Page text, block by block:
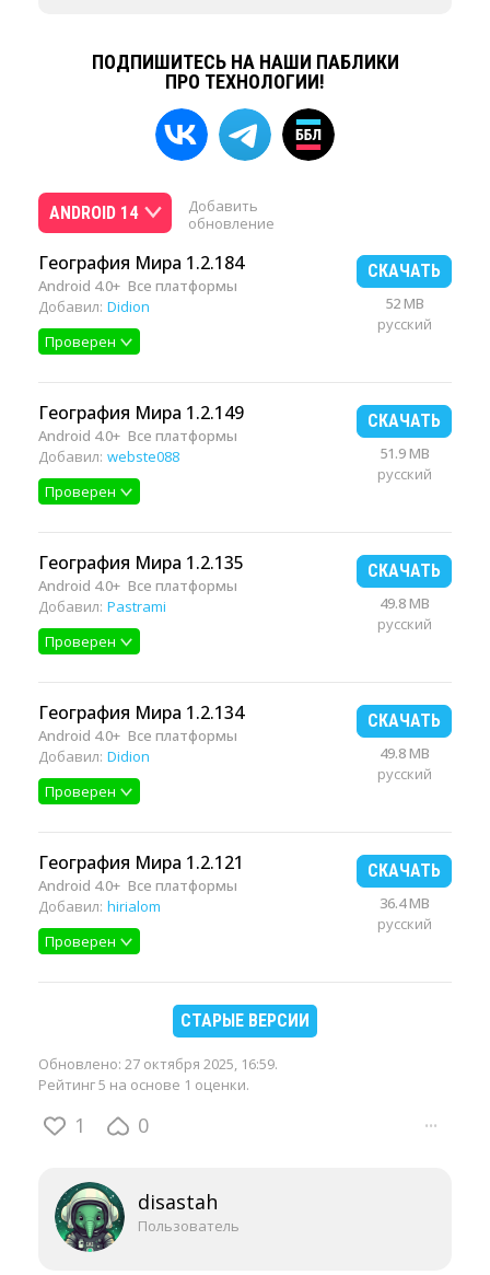
ПОДПИШИТЕСЬ НА НАШИ ПАБЛИКИ
ПРО ТЕХНОЛОГИИ!
ANDROID 14
Добавить
обновление
География Мира 1.2.184
Android 4.0+ Все платформы
Добавил: Didion
Проверен
СКАЧАТЬ
52 MB
русский
География Мира 1.2.149
Android 4.0+ Все платформы
Добавил: webste088
Проверен
СКАЧАТЬ
51.9 MB
русский
География Мира 1.2.135
Android 4.0+ Все платформы
Добавил: Pastrami
Проверен
СКАЧАТЬ
49.8 MB
русский
География Мира 1.2.134
Android 4.0+ Все платформы
Добавил: Didion
Проверен
СКАЧАТЬ
49.8 MB
русский
География Мира 1.2.121
Android 4.0+ Все платформы
Добавил: hirialom
Проверен
СКАЧАТЬ
36.4 MB
русский
СТАРЫЕ ВЕРСИИ
Обновлено: 27 октября 2025, 16:59.
Рейтинг 5 на основе 1 оценки.
1 0 ···
disastah
Пользователь